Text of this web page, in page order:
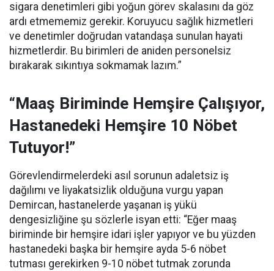
sigara denetimleri gibi yoğun görev skalasını da göz
ardı etmememiz gerekir. Koruyucu sağlık hizmetleri
ve denetimler doğrudan vatandaşa sunulan hayati
hizmetlerdir. Bu birimleri de aniden personelsiz
bırakarak sıkıntıya sokmamak lazım.”
“Maaş Biriminde Hemşire Çalışıyor,
Hastanedeki Hemşire 10 Nöbet
Tutuyor!”
Görevlendirmelerdeki asıl sorunun adaletsiz iş
dağılımı ve liyakatsizlik olduğuna vurgu yapan
Demircan, hastanelerde yaşanan iş yükü
dengesizliğine şu sözlerle isyan etti: “Eğer maaş
biriminde bir hemşire idari işler yapıyor ve bu yüzden
hastanedeki başka bir hemşire ayda 5-6 nöbet
tutması gerekirken 9-10 nöbet tutmak zorunda